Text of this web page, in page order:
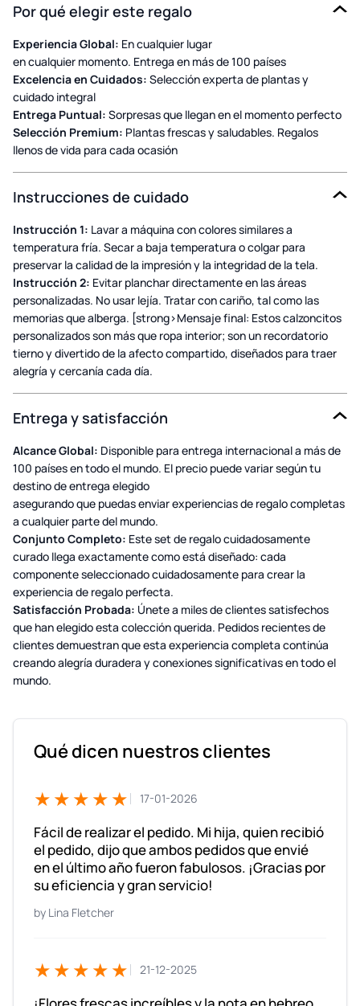
Por qué elegir este regalo
Experiencia Global: En cualquier lugar
en cualquier momento. Entrega en más de 100 países
Excelencia en Cuidados: Selección experta de plantas y
cuidado integral
Entrega Puntual: Sorpresas que llegan en el momento perfecto
Selección Premium: Plantas frescas y saludables. Regalos
llenos de vida para cada ocasión
Instrucciones de cuidado
Instrucción 1: Lavar a máquina con colores similares a
temperatura fría. Secar a baja temperatura o colgar para
preservar la calidad de la impresión y la integridad de la tela.
Instrucción 2: Evitar planchar directamente en las áreas
personalizadas. No usar lejía. Tratar con cariño, tal como las
memorias que alberga. [strong>Mensaje final: Estos calzoncitos
personalizados son más que ropa interior; son un recordatorio
tierno y divertido de la afecto compartido, diseñados para traer
alegría y cercanía cada día.
Entrega y satisfacción
Alcance Global: Disponible para entrega internacional a más de
100 países en todo el mundo. El precio puede variar según tu
destino de entrega elegido
asegurando que puedas enviar experiencias de regalo completas
a cualquier parte del mundo.
Conjunto Completo: Este set de regalo cuidadosamente
curado llega exactamente como está diseñado: cada
componente seleccionado cuidadosamente para crear la
experiencia de regalo perfecta.
Satisfacción Probada: Únete a miles de clientes satisfechos
que han elegido esta colección querida. Pedidos recientes de
clientes demuestran que esta experiencia completa continúa
creando alegría duradera y conexiones significativas en todo el
mundo.
Qué dicen nuestros clientes
★★★★★ 17-01-2026
Fácil de realizar el pedido. Mi hija, quien recibió
el pedido, dijo que ambos pedidos que envié
en el último año fueron fabulosos. ¡Gracias por
su eficiencia y gran servicio!
Lina Fletcher
★★★★★ 21-12-2025